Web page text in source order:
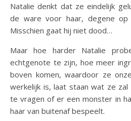
Natalie denkt dat ze eindelijk
de ware voor haar, degene
Misschien gaat hij niet dood…
Maar hoe harder Natalie
echtgenote te zijn, hoe meer
boven komen, waardoor ze
werkelijk is, laat staan ​​wat ze
te vragen ​​of er een monster in
haar van buitenaf bespeelt.